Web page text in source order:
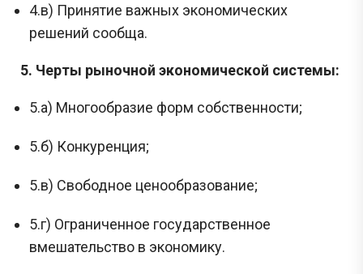
4.в) Принятие важных экономических
решений сообща.
5. Черты рыночной экономической системы:
5.а) Многообразие форм собственности;
5.б) Конкуренция;
5.в) Свободное ценообразование;
5.г) Ограниченное государственное
вмешательство в экономику.